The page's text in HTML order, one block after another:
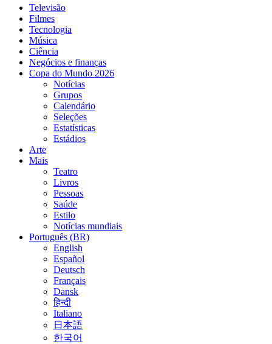
Televisão
Filmes
Tecnologia
Música
Ciência
Negócios e finanças
Copa do Mundo 2026
Notícias
Grupos
Calendário
Seleções
Estatísticas
Estádios
Arte
Mais
Teatro
Livros
Pessoas
Saúde
Estilo
Notícias mundiais
Português (BR)
English
Español
Deutsch
Français
Dansk
हिन्दी
Italiano
日本語
한국어